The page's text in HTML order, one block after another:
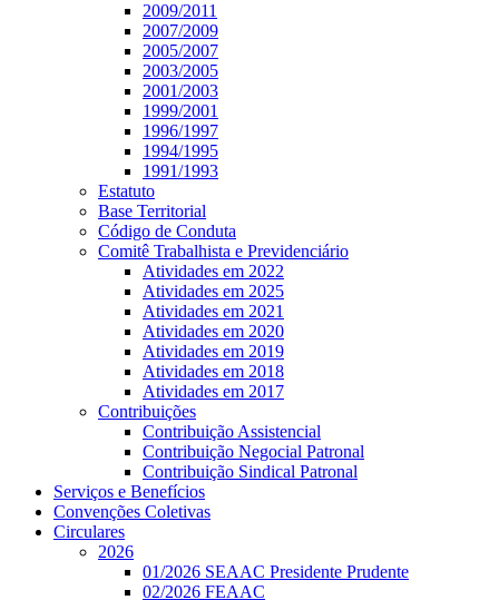
2009/2011
2007/2009
2005/2007
2003/2005
2001/2003
1999/2001
1996/1997
1994/1995
1991/1993
Estatuto
Base Territorial
Código de Conduta
Comitê Trabalhista e Previdenciário
Atividades em 2022
Atividades em 2025
Atividades em 2021
Atividades em 2020
Atividades em 2019
Atividades em 2018
Atividades em 2017
Contribuições
Contribuição Assistencial
Contribuição Negocial Patronal
Contribuição Sindical Patronal
Serviços e Benefícios
Convenções Coletivas
Circulares
2026
01/2026 SEAAC Presidente Prudente
02/2026 FEAAC